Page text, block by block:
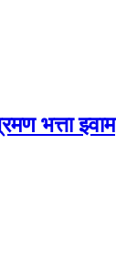
भत्ता झ्वाम